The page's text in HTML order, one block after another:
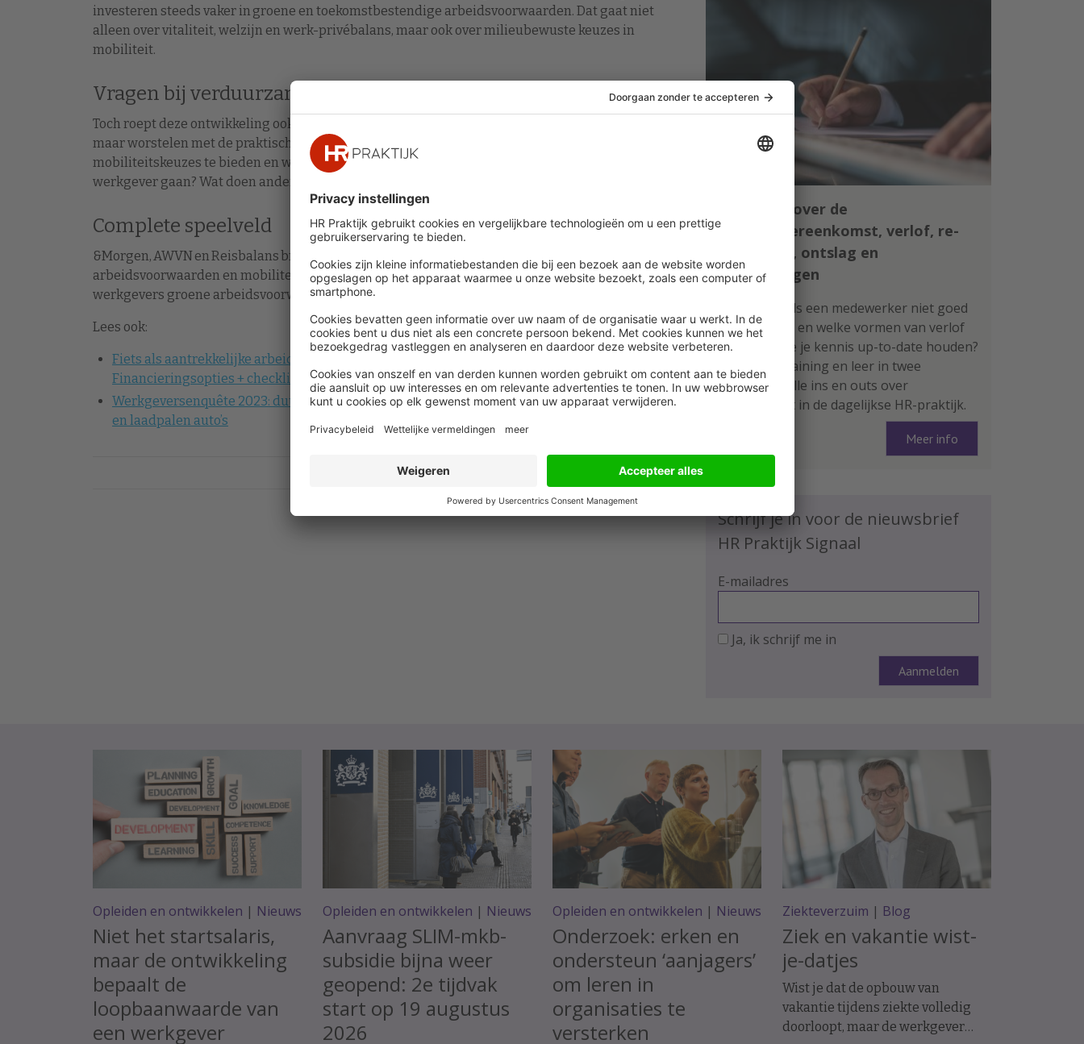
investeren steeds vaker in groene en toekomstbestendige arbeidsvoorwaarden. Dat gaat niet
alleen over vitaliteit, welzijn en werk-privébalans, maar ook over milieubewuste keuzes in
mobiliteit.
Vragen bij verduurzaming
Toch roept deze ontwikkeling ook vragen op. Want veel werkgevers willen wel verduurzamen,
maar worstelen met de praktische invulling. Zoals hoe medewerkers meer duurzame
mobiliteitskeuzes te bieden en wat passend is bij een organisatie. En hoe ver wil en kun je als
werkgever gaan? Wat doen andere werkgevers al en wat werkt?
Complete speelveld
&Morgen, AWVN en Reisbalans brachten samen het trendrapport
uit over groene
arbeidsvoorwaarden en mobiliteit, waaruit dus blijkt dat de helft van de deelnemende
werkgevers groene arbeidsvoorwaarden aanbiedt.
Lees ook:
Fiets als aantrekkelijke arbeidsvoorwaarde? Ga aan de slag met een fietsplan –
Financieringsopties + checklist
Werkgeversenquête 2023: duurzame mobiliteit goed op weg – steeds meer fietsvoorzieningen
en laadpalen auto’s
Leer alles over de
arbeidsovereenkomst, verlof, re-
integratie, ontslag en
vergoedingen
Wat doe je als een medewerker niet goed
functioneert en welke vormen van verlof
zijn er? Wil je je kennis up-to-date houden?
Volg deze training en leer in twee
ochtenden alle ins en outs over
arbeidsrecht in de dagelijkse HR-praktijk.
Meer info
Schrijf je in voor de nieuwsbrief
HR Praktijk Signaal
E-mailadres
Ja, ik schrijf me in
Opleiden en ontwikkelen | Nieuws
Niet het startsalaris,
maar de ontwikkeling
bepaalt de
loopbaanwaarde van
een werkgever
Opleiden en ontwikkelen | Nieuws
Aanvraag SLIM-mkb-
subsidie bijna weer
geopend: 2e tijdvak
start op 19 augustus
2026
Opleiden en ontwikkelen | Nieuws
Onderzoek: erken en
ondersteun ‘aanjagers’
om leren in
organisaties te
versterken
Ziekteverzuim | Blog
Ziek en vakantie wist-
je-datjes
Wist je dat de opbouw van
vakantie tijdens ziekte volledig
doorloopt, maar de werkgever